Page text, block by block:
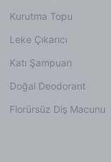
Kurutma Topu
Leke Çıkarıcı
Katı Şampuan
Doğal Deodorant
Florürsüz Diş Macunu